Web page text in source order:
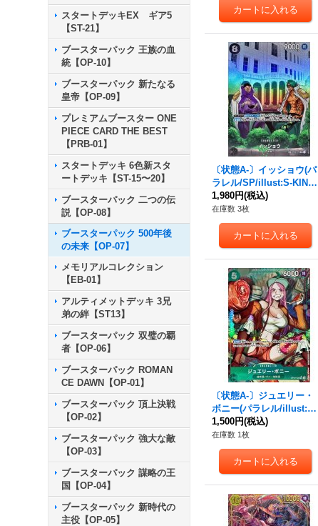
スタートデッキEX ギア5
【ST-21】
ブースターパック 王族の血
統【OP-10】
ブースターパック 新たなる
皇帝【OP-09】
プレミアムブースター ONE
PIECE CARD THE BEST
【PRB-01】
スタートデッキ 6色新スタ
ートデッキ【ST-15〜20】
ブースターパック 二つの伝
説【OP-08】
ブースターパック 500年後
の未来【OP-07】
メモリアルコレクション
【EB-01】
アルティメットデッキ 3兄
弟の絆【ST13】
ブースターパック 双璧の覇
者【OP-06】
ブースターパック ROMAN
CE DAWN【OP-01】
ブースターパック 頂上決戦
【OP-02】
ブースターパック 強大な敵
【OP-03】
ブースターパック 謀略の王
国【OP-04】
ブースターパック 新時代の
主役【OP-05】
〔状態A-〕イッショウ(パ
ラレル/SP/illust:S-KINO
KO)【SP】{OP03-078[O
P07]}
1,980円(税込)
在庫数 3枚
〔状態A-〕ジュエリー・
ボニー(パラレル/illust:S
unohara)【SR/P】{OP07
-026}
1,500円(税込)
在庫数 1枚